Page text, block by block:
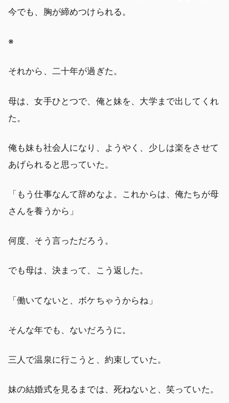
今でも、胸が締めつけられる。
※
それから、二十年が過ぎた。
母は、女手ひとつで、俺と妹を、大学まで出してくれ
た。
俺も妹も社会人になり、ようやく、少しは楽をさせて
あげられると思っていた。
「もう仕事なんて辞めなよ。これからは、俺たちが母
さんを養うから」
何度、そう言っただろう。
でも母は、決まって、こう返した。
「働いてないと、ボケちゃうからね」
そんな年でも、ないだろうに。
三人で温泉に行こうと、約束していた。
妹の結婚式を見るまでは、死ねないと、笑っていた。